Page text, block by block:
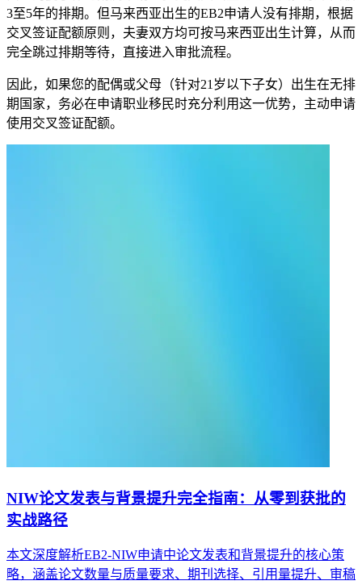
3至5年的排期。但马来西亚出生的EB2申请人没有排期，根据
交叉签证配额原则，夫妻双方均可按马来西亚出生计算，从而
完全跳过排期等待，直接进入审批流程。
因此，如果您的配偶或父母（针对21岁以下子女）出生在无排
期国家，务必在申请职业移民时充分利用这一优势，主动申请
使用交叉签证配额。
NIW论文发表与背景提升完全指南：从零到获批的
实战路径
本文深度解析EB2-NIW申请中论文发表和背景提升的核心策
略，涵盖论文数量与质量要求、期刊选择、引用量提升、审稿